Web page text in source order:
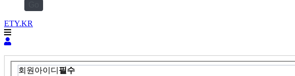
ETY.KR
회원아이디 필수